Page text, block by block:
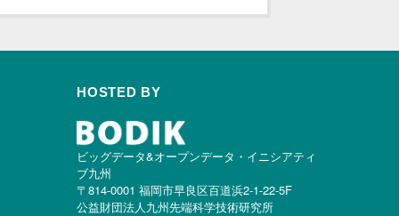
HOSTED BY
ビッグデータ&オープンデータ・イニシアティ
ブ九州
〒814-0001 福岡市早良区百道浜2-1-22-5F
公益財団法人九州先端科学技術研究所